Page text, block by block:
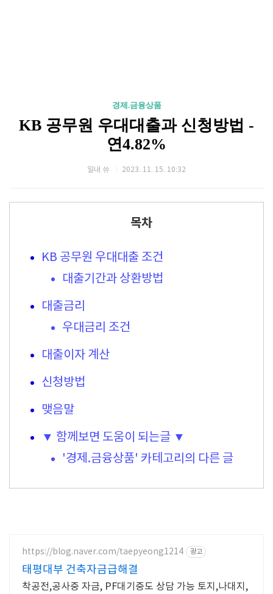
경제.금융상품
KB 공무원 우대대출과 신청방법 -
연4.82%
일내 쓔 2023. 11. 15. 10:32
목차
KB 공무원 우대대출 조건
대출기간과 상환방법
대출금리
우대금리 조건
대출이자 계산
신청방법
맺음말
▼ 함께보면 도움이 되는글 ▼
'경제.금융상품' 카테고리의 다른 글
https://blog.naver.com/taepyeong1214 광고
태평대부 건축자금급해결
착공전,공사중 자금, PF대기중도 상담 가능 토지,나대지,